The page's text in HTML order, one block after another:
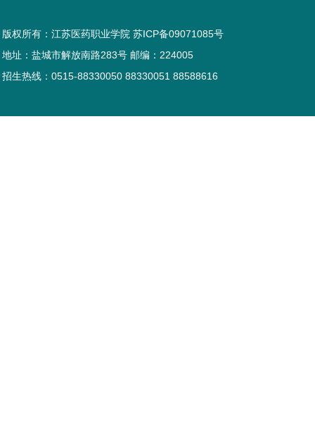
版权所有：江苏医药职业学院 苏ICP备09071085号
地址：盐城市解放南路283号 邮编：224005
招生热线：0515-88330050 88330051 88588616